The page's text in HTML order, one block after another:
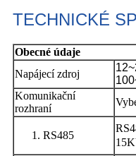
TECHNICKÉ
Obecné údaje
Napájecí zdroj
Komunikační
rozhraní
RS485